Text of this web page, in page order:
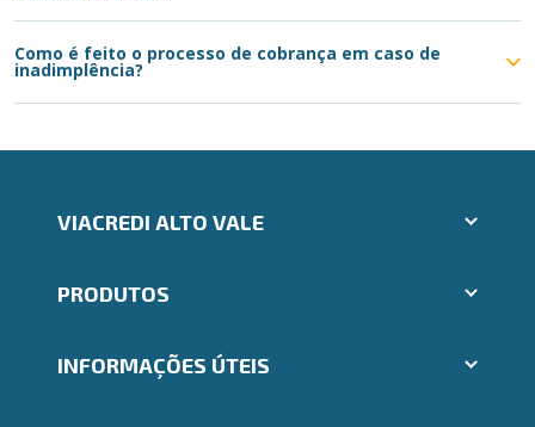
Como é feito o processo de cobrança em caso de
inadimplência?
VIACREDI ALTO VALE
Indique um amigo
Segunda via e atualização de boletos
Trabalhe Conosco
PRODUTOS
Consórcios
INFORMAÇÕES ÚTEIS